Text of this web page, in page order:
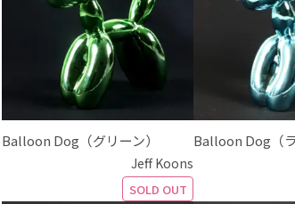
Balloon Dog（グリーン）
Jeff Koons
SOLD OUT
Balloon Dog（